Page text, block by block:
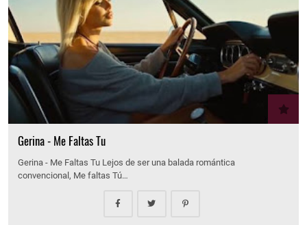
Gerina - Me Faltas Tu
Gerina - Me Faltas Tu Lejos de ser una balada romántica
convencional, Me faltas Tú…